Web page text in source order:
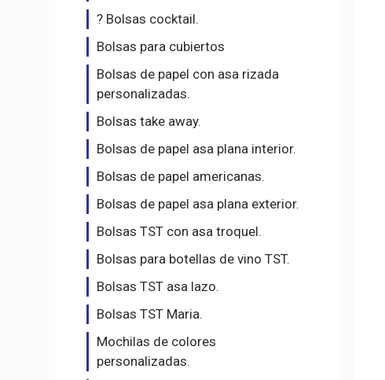
? Bolsas cocktail.
Bolsas para cubiertos
Bolsas de papel con asa rizada
personalizadas.
Bolsas take away.
Bolsas de papel asa plana interior.
Bolsas de papel americanas.
Bolsas de papel asa plana exterior.
Bolsas TST con asa troquel.
Bolsas para botellas de vino TST.
Bolsas TST asa lazo.
Bolsas TST Maria.
Mochilas de colores
personalizadas.